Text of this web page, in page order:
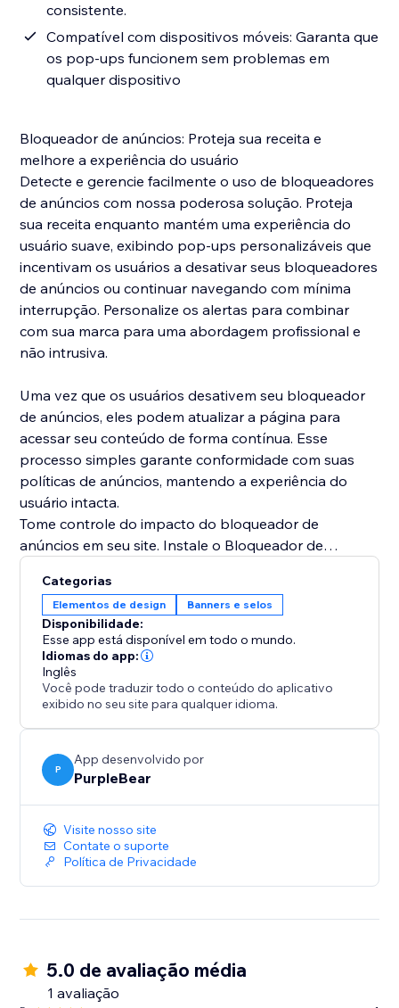
consistente.
Compatível com dispositivos móveis: Garanta que
os pop-ups funcionem sem problemas em
qualquer dispositivo
Bloqueador de anúncios: Proteja sua receita e
melhore a experiência do usuário
Detecte e gerencie facilmente o uso de bloqueadores
de anúncios com nossa poderosa solução. Proteja
sua receita enquanto mantém uma experiência do
usuário suave, exibindo pop-ups personalizáveis que
incentivam os usuários a desativar seus bloqueadores
de anúncios ou continuar navegando com mínima
interrupção. Personalize os alertas para combinar
com sua marca para uma abordagem profissional e
não intrusiva.
Uma vez que os usuários desativem seu bloqueador
de anúncios, eles podem atualizar a página para
acessar seu conteúdo de forma contínua. Esse
processo simples garante conformidade com suas
políticas de anúncios, mantendo a experiência do
usuário intacta.
Tome controle do impacto do bloqueador de
anúncios em seu site. Instale o Bloqueador de
uma experiência perfeita para seus usuários.
Categorias
Elementos de design Banners e selos
Disponibilidade:
Esse app está disponível em todo o mundo.
Idiomas do app:
Inglês
Você pode traduzir todo o conteúdo do aplicativo
exibido no seu site para qualquer idioma.
P
App desenvolvido por
PurpleBear
Visite nosso site
Contate o suporte
Política de Privacidade
5.0 de avaliação média
1 avaliação